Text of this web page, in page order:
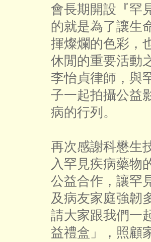
會長期開設『罕
的就是為了讓生
揮燦爛的色彩，
休閒的重要活動
李怡貞律師，與
子一起拍攝公益
病的行列。
再次感謝科懋生
入罕見疾病藥物
公益合作，讓罕
及病友家庭強韌
請大家跟我們一
益禮盒」，照顧